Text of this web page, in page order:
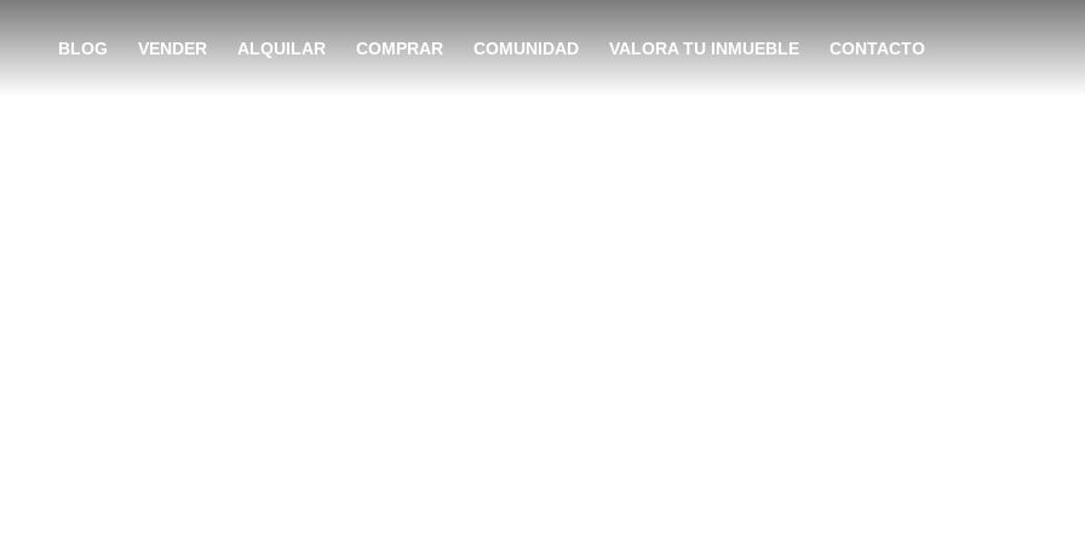
BLOG VENDER ALQUILAR COMPRAR COMUNIDAD VALORA TU INMUEBLE CONTACTO